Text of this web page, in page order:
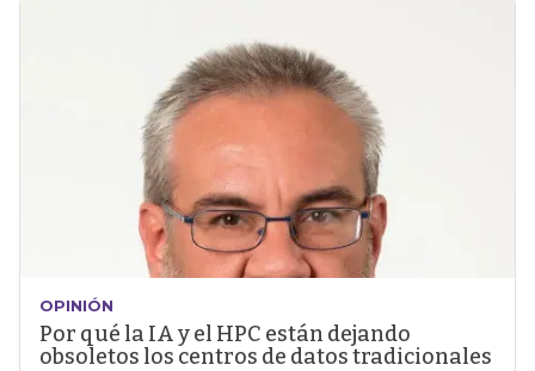
OPINIÓN
Por qué la IA y el HPC están dejando
obsoletos los centros de datos tradicionales